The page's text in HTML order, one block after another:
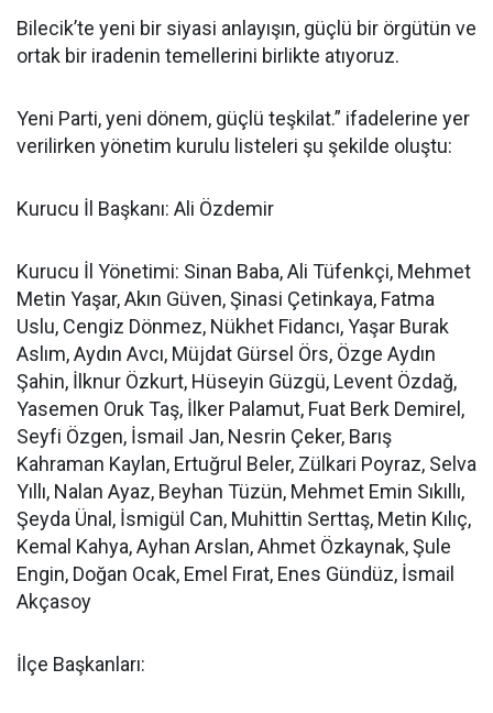
Bilecik’te yeni bir siyasi anlayışın, güçlü bir örgütün ve
ortak bir iradenin temellerini birlikte atıyoruz.
Yeni Parti, yeni dönem, güçlü teşkilat.” ifadelerine yer
verilirken yönetim kurulu listeleri şu şekilde oluştu:
Kurucu İl Başkanı: Ali Özdemir
Kurucu İl Yönetimi: Sinan Baba, Ali Tüfenkçi, Mehmet
Metin Yaşar, Akın Güven, Şinasi Çetinkaya, Fatma
Uslu, Cengiz Dönmez, Nükhet Fidancı, Yaşar Burak
Aslım, Aydın Avcı, Müjdat Gürsel Örs, Özge Aydın
Şahin, İlknur Özkurt, Hüseyin Güzgü, Levent Özdağ,
Yasemen Oruk Taş, İlker Palamut, Fuat Berk Demirel,
Seyfi Özgen, İsmail Jan, Nesrin Çeker, Barış
Kahraman Kaylan, Ertuğrul Beler, Zülkari Poyraz, Selva
Yıllı, Nalan Ayaz, Beyhan Tüzün, Mehmet Emin Sıkıllı,
Şeyda Ünal, İsmigül Can, Muhittin Serttaş, Metin Kılıç,
Kemal Kahya, Ayhan Arslan, Ahmet Özkaynak, Şule
Engin, Doğan Ocak, Emel Fırat, Enes Gündüz, İsmail
Akçasoy
İlçe Başkanları: